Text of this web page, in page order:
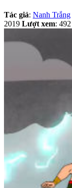
Tác giả: Nanh Trắng
2019 Lượt xem: 492